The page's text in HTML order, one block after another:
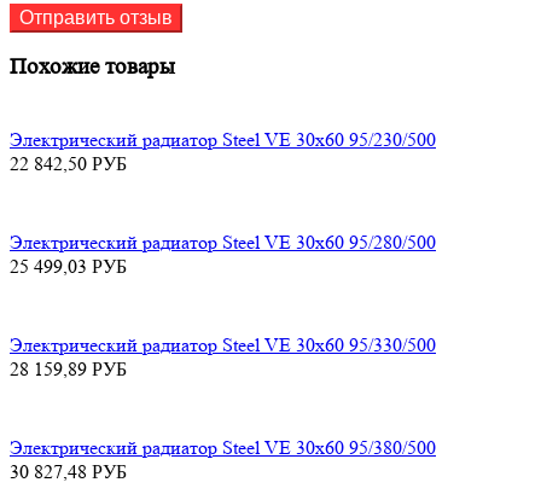
Похожие товары
Электрический радиатор Steel VE 30х60 95/230/500
22 842,50 РУБ
Электрический радиатор Steel VE 30х60 95/280/500
25 499,03 РУБ
Электрический радиатор Steel VE 30х60 95/330/500
28 159,89 РУБ
Электрический радиатор Steel VE 30х60 95/380/500
30 827,48 РУБ